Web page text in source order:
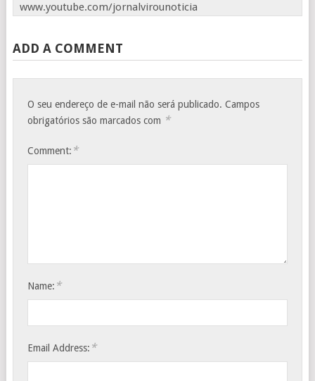
www.youtube.com/jornalvirounoticia
ADD A COMMENT
O seu endereço de e-mail não será publicado. Campos
obrigatórios são marcados com *
Comment: *
Name: *
Email Address: *